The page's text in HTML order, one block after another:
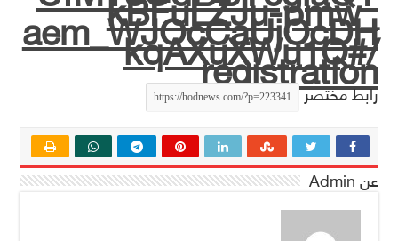
kBFuLZJu-pmw_
aem_WJOcCaUjOcDH
kqAXuXWu1Q#/
registration
رابط مختصر
عن Admin